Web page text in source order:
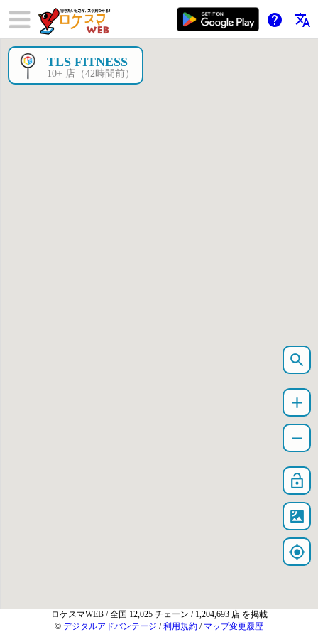
help translate
TLS FITNESS
10+ 店（42時間前）
search
add
remove
lock_open
satellite
my_location
ロケスマWEB / 全国 12,025 チェーン / 1,204,693 店 を掲載
© デジタルアドバンテージ /利用規約 / マップ変更履歴